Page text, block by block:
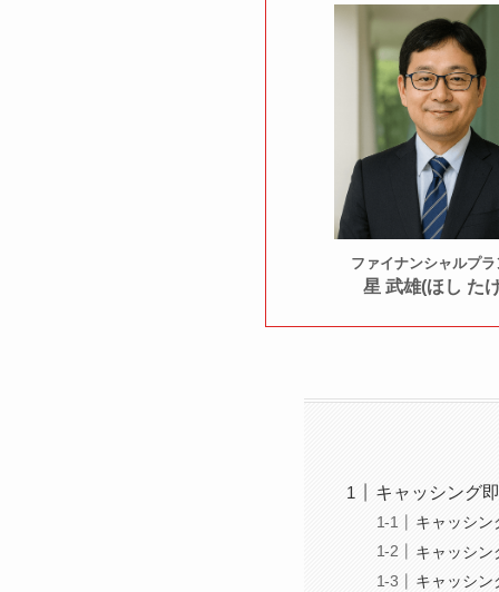
ファイナンシャルプ
星 武雄(ほし た
キャッシング
キャッシ
キャッシ
キャッシ